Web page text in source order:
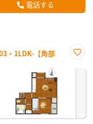
電話する
・1LDK-【角部
に入